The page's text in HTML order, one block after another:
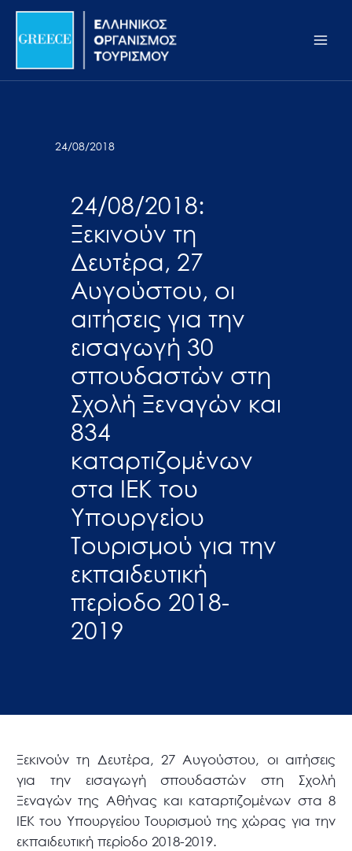
Σημείωση:
ιστότοπος
προσβασιμότητας.
Μετάβαση
περιεχόμενο
24/08/2018
24/08/2018:
Ξεκινούν τη
Δευτέρα, 27
Αυγούστου, οι
αιτήσεις για την
εισαγωγή 30
σπουδαστών στη
Σχολή Ξεναγών και
834
καταρτιζομένων
στα ΙΕΚ του
Υπουργείου
Τουρισμού για την
εκπαιδευτική
περίοδο 2018-
2019
Ξεκινούν τη Δευτέρα, 27 Αυγούστου, οι αιτήσεις
για την εισαγωγή σπουδαστών στη Σχολή
Ξεναγών της Αθήνας και καταρτιζομένων στα 8
ΙΕΚ του Υπουργείου Τουρισμού της χώρας για την
εκπαιδευτική περίοδο 2018-2019.